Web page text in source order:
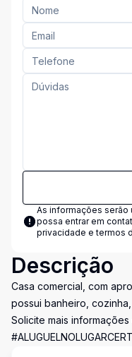
As informações serão
possa entrar em
privacidade e termos
Descrição
Casa comercial, com
possui banheiro,
Solicite mais